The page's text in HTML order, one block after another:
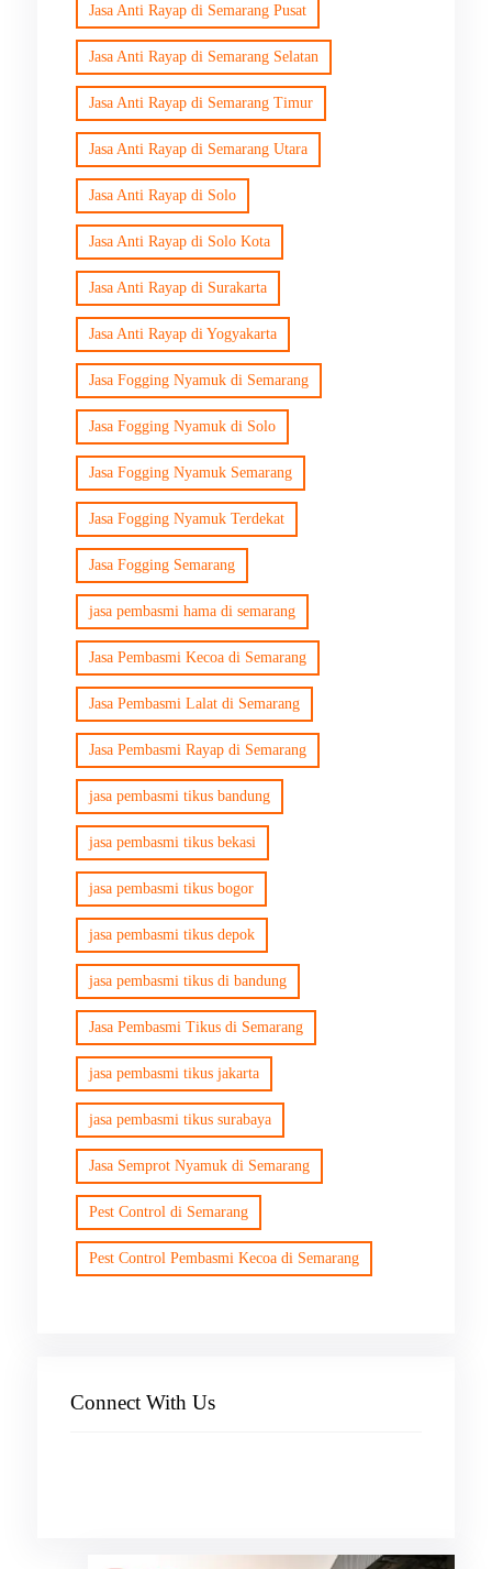
Jasa Anti Rayap di Semarang Pusat
Jasa Anti Rayap di Semarang Selatan
Jasa Anti Rayap di Semarang Timur
Jasa Anti Rayap di Semarang Utara
Jasa Anti Rayap di Solo
Jasa Anti Rayap di Solo Kota
Jasa Anti Rayap di Surakarta
Jasa Anti Rayap di Yogyakarta
Jasa Fogging Nyamuk di Semarang
Jasa Fogging Nyamuk di Solo
Jasa Fogging Nyamuk Semarang
Jasa Fogging Nyamuk Terdekat
Jasa Fogging Semarang
jasa pembasmi hama di semarang
Jasa Pembasmi Kecoa di Semarang
Jasa Pembasmi Lalat di Semarang
Jasa Pembasmi Rayap di Semarang
jasa pembasmi tikus bandung
jasa pembasmi tikus bekasi
jasa pembasmi tikus bogor
jasa pembasmi tikus depok
jasa pembasmi tikus di bandung
Jasa Pembasmi Tikus di Semarang
jasa pembasmi tikus jakarta
jasa pembasmi tikus surabaya
Jasa Semprot Nyamuk di Semarang
Pest Control di Semarang
Pest Control Pembasmi Kecoa di Semarang
Connect With Us